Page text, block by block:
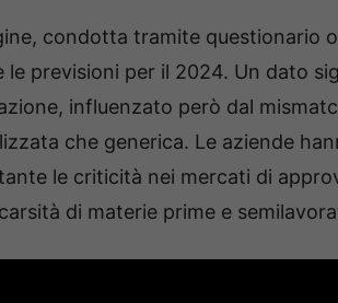
condotta tramite questionario
le previsioni per il 2024. Un dato
influenzato però dal
che generica. Le aziende
le criticità nei mercati di
di materie prime e